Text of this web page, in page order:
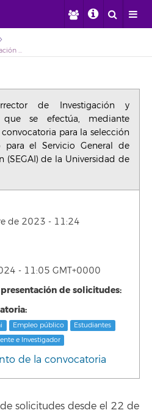
Resolución del Vicerrector de Investigación y Transferencia por la que se efectúa, mediante tramitación anticipada, convocatoria para la selección de personal de apoyo para el Servicio General de Apoyo a la Investigación (SEGAI) de la Universidad de La Laguna
de Investigación y
se efectúa, mediante
para la selección
el Servicio General de
(SEGAI) de la Universidad de
de 2023 - 11:24
- 11:05 GMT+0000
de solicitudes:
Empleo público
Estudiantes
e Investigador
de la convocatoria
solicitudes desde el 22 de